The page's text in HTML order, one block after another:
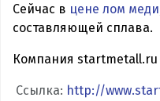
Сейчас в цене лом меди
составляющей сплава.
Компания startmetall.ru
Ссылка: http://